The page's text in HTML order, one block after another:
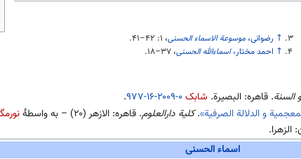
↑ رضوانی، موسوعة الاسماء الحسنی، ۱:‎ ۴۱–۴۲.
↑ احمد مختار،اسماءالله الحسنی، ۱۸–۳۷.
السنة. قاهره: البصیرة. شابک۹۷۷-۱۶-۲۰۰۹-۰.
و الدلالة الصرفیة».کلیة دارالعلوم. قاهره: الازهر (۲۰) – به واسطهٔ
اسماء الحسنی